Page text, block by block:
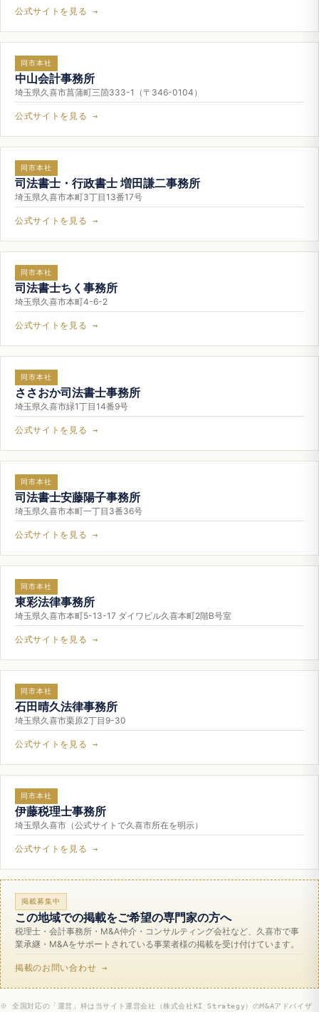
公式サイトを見る →
同市本社
中山会計事務所
埼玉県久喜市菖蒲町三箇333-1（〒346-0104）
公式サイトを見る →
同市本社
司法書士・行政書士 増田謙二事務所
埼玉県久喜市本町3丁目13番17号
公式サイトを見る →
同市本社
司法書士ちく事務所
埼玉県久喜市本町4-6-2
公式サイトを見る →
同市本社
ささおか司法書士事務所
埼玉県久喜市緑1丁目14番9号
公式サイトを見る →
同市本社
司法書士安藤陽子事務所
埼玉県久喜市本町一丁目3番36号
公式サイトを見る →
同市本社
東彩法律事務所
埼玉県久喜市本町5-13-17 ダイワビル久喜本町2階B号室
公式サイトを見る →
同市本社
石田晴久法律事務所
埼玉県久喜市栗原2丁目9-30
公式サイトを見る →
同市本社
伊藤税理士事務所
埼玉県久喜市（公式サイトで久喜市所在を明示）
公式サイトを見る →
掲載募集中
この地域での掲載をご希望の専門家の方へ
税理士・会計事務所・M&A仲介・コンサルティング会社など、久喜市で事
業承継・M&Aをサポートされている事業者様の掲載を受け付けています。
掲載のお問い合わせ →
※ 全国対応の「運営」枠は当サイト運営会社（株式会社KI Strategy）のM&Aアドバイザ